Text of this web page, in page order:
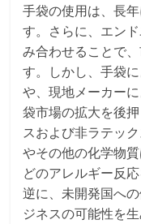
手袋の使用は、長
す。さらに、エン
み合わせることで
す。しかし、手袋
や、現地メーカー
袋市場の拡大を後
スおよび非ラテッ
やその他の化学物
どのアレルギー反
逆に、未開発国へ
ジネスの可能性を生